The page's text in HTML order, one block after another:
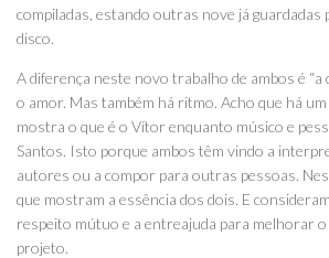
compiladas, estando outras nove já guardadas
disco.
A diferença neste novo trabalho de ambos é “a
o amor. Mas também há ritmo. Acho que há
mostra o que é o Vítor enquanto músico e
Santos. Isto porque ambos têm vindo a
autores ou a compor para outras pessoas.
que mostram a essência dos dois. E
respeito mútuo e a entreajuda para melhorar o
projeto.